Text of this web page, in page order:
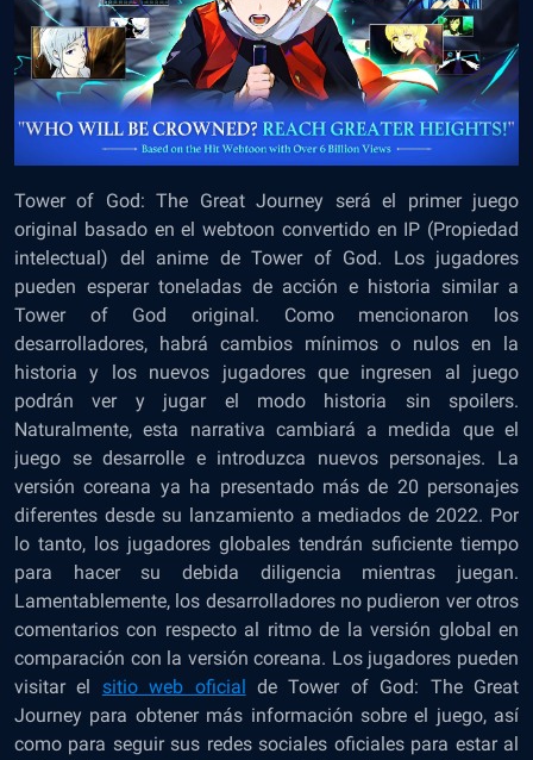
Tower of God: The Great Journey será el primer juego
original basado en el webtoon convertido en IP (Propiedad
intelectual) del anime de Tower of God. Los jugadores
pueden esperar toneladas de acción e historia similar a
Tower of God original. Como mencionaron los
desarrolladores, habrá cambios mínimos o nulos en la
historia y los nuevos jugadores que ingresen al juego
podrán ver y jugar el modo historia sin spoilers.
Naturalmente, esta narrativa cambiará a medida que el
juego se desarrolle e introduzca nuevos personajes. La
versión coreana ya ha presentado más de 20 personajes
diferentes desde su lanzamiento a mediados de 2022. Por
lo tanto, los jugadores globales tendrán suficiente tiempo
para hacer su debida diligencia mientras juegan.
Lamentablemente, los desarrolladores no pudieron ver otros
comentarios con respecto al ritmo de la versión global en
comparación con la versión coreana. Los jugadores pueden
visitar el sitio web oficial de Tower of God: The Great
Journey para obtener más información sobre el juego, así
como para seguir sus redes sociales oficiales para estar al